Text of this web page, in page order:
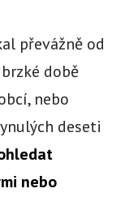
převážně od
době
nebo
deseti
nebo